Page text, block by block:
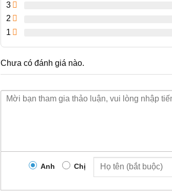
3
2
1
Chưa có đánh giá nào.
Anh Chị